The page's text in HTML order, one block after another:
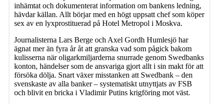
inhämtat och dokumenterat information om bankens ledning,
hävdar källan. Allt börjar med en högt uppsatt chef som köper
sex av en lyxprostituerad på Hotel Metropol i Moskva.
Journalisterna Lars Berge och Axel Gordh Humlesjö har
ägnat mer än fyra år åt att granska vad som pågick bakom
kulisserna när oligarkmiljarderna snurrade genom Swedbanks
konton, händelser som de ansvariga gjort allt i sin makt för att
försöka dölja. Snart växer misstanken att Swedbank – den
svenskaste av alla banker – systematiskt utnyttjats av FSB
och blivit en bricka i Vladimir Putins krigföring mot väst.